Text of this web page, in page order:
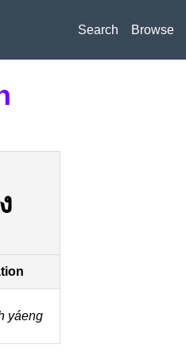
Search Browse
yáeng